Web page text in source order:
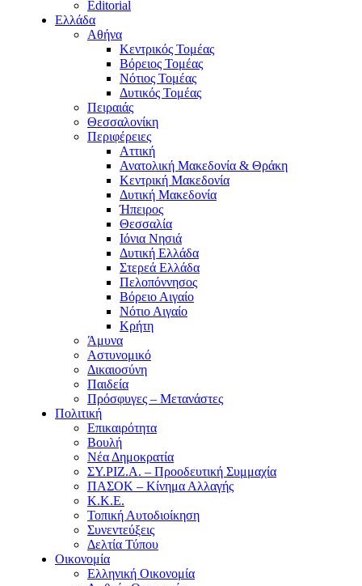
Editorial
Ελλάδα
Αθήνα
Κεντρικός Τομέας
Βόρειος Τομέας
Νότιος Τομέας
Δυτικός Τομέας
Πειραιάς
Θεσσαλονίκη
Περιφέρειες
Αττική
Ανατολική Μακεδονία & Θράκη
Κεντρική Μακεδονία
Δυτική Μακεδονία
Ήπειρος
Θεσσαλία
Ιόνια Νησιά
Δυτική Ελλάδα
Στερεά Ελλάδα
Πελοπόννησος
Βόρειο Αιγαίο
Νότιο Αιγαίο
Κρήτη
Άμυνα
Αστυνομικό
Δικαιοσύνη
Παιδεία
Πρόσφυγες – Μετανάστες
Πολιτική
Επικαιρότητα
Βουλή
Νέα Δημοκρατία
ΣΥ.ΡΙΖ.Α. – Προοδευτική Συμμαχία
ΠΑΣΟΚ – Κίνημα Αλλαγής
Κ.Κ.Ε.
Τοπική Αυτοδιοίκηση
Συνεντεύξεις
Δελτία Τύπου
Οικονομία
Ελληνική Οικονομία